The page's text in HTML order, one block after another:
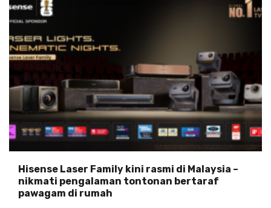
Hisense Laser Family kini rasmi di Malaysia –
nikmati pengalaman tontonan bertaraf
pawagam di rumah